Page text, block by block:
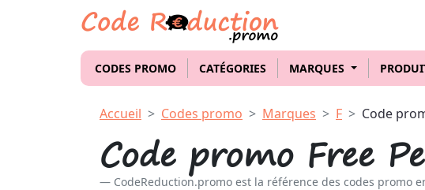
CODES PROMO CATÉGORIES MARQUES
Accueil Codes promo Marques F Code
Code promo Free
CodeReduction.promo est la référence des codes promo